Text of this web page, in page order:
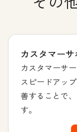
カスタマー
カスタマーサ
スピードアッ
善することで
す。